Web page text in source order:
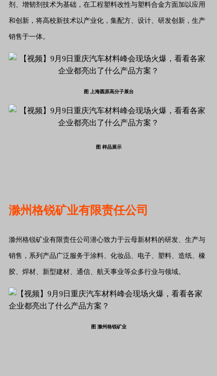
剂、增韧剂技术为基础，在工程塑料改性与塑料合金方面加以应用
和创新，将高校新技术以产业化，集配方、设计、研发创新，生产
销售于一体。
图 上海圆原高分子展台
图 样品展示
滁州格锐矿业有限责任公司
滁州格锐矿业有限责任公司潜心致力于云母新材料的研发、生产与
销售，系列产品广泛服务于涂料、化妆品、电子、塑料、造纸、橡
胶、焊材、新型建材、通信、航天事业等众多行业与领域。
图 滁州格锐矿业